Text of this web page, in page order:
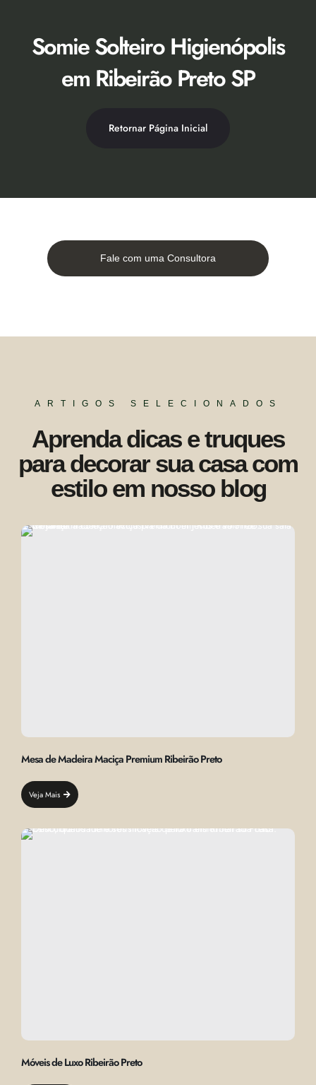
conteúdoSomie Solteiro Higienópolis
em Ribeirão Preto SP
Retornar Página Inicial
Fale com uma Consultora
ARTIGOS SELECIONADOS
Aprenda dicas e truques
para decorar sua casa com
estilo em nosso blog
Mesa de Madeira Maciça Premium Ribeirão Preto
Veja Mais
Móveis de Luxo Ribeirão Preto